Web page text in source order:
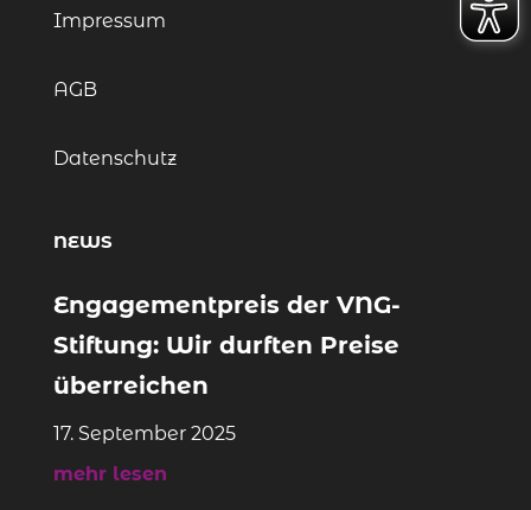
Impressum
AGB
Datenschutz
NEWS
Engagementpreis der VNG-
Stiftung: Wir durften Preise
überreichen
17. September 2025
mehr lesen